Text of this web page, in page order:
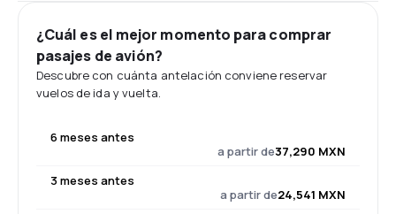
¿Cuál es el mejor momento para comprar
pasajes de avión?
Descubre con cuánta antelación conviene reservar
vuelos de ida y vuelta.
6 meses antes
a partir de37,290 MXN
3 meses antes
a partir de24,541 MXN